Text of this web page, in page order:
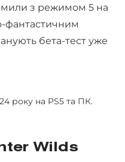
з режимом 5 на
фантастичним
бета-тест уже
року на PS5 та ПК.
Wilds